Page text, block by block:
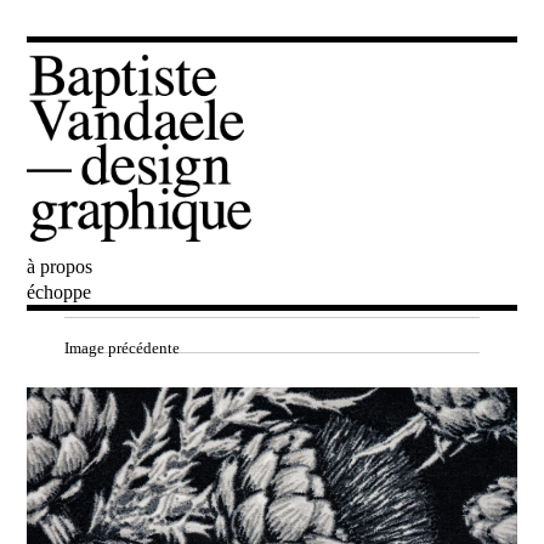
Baptiste Vandaele
à propos
échoppe
Image précédente